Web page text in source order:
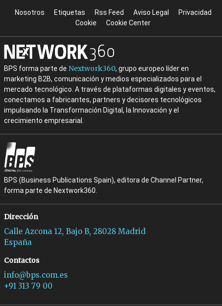
Nosotros Etiquetas Rss Feed Aviso Legal
Privacidad
Cookie
Cookie Center
BPS forma parte de Nextwork360, grupo europeo líder en
marketing B2B, comunicación y medios especializados para el
mercado tecnológico. A través de plataformas digitales y eventos,
conectamos a fabricantes, partners y decisores tecnológicos
impulsando la Transformación Digital, la Innovación y el
crecimiento empresarial.
BPS (Business Publications Spain), editora de Channel Partner,
forma parte de Nextwork360.
Dirección
Calle Azcona 12, Bajo B, 28028 Madrid
España
Contactos
info@bps.com.es
+91 313 79 00